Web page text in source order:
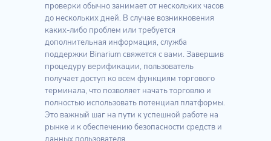
проверки обычно занимает от нескольких часов
до нескольких дней. В случае возникновения
каких-либо проблем или требуется
дополнительная информация, служба
поддержки Binarium свяжется с вами. Завершив
процедуру верификации, пользователь
получает доступ ко всем функциям торгового
терминала, что позволяет начать торговлю и
полностью использовать потенциал платформы.
Это важный шаг на пути к успешной работе на
рынке и к обеспечению безопасности средств и